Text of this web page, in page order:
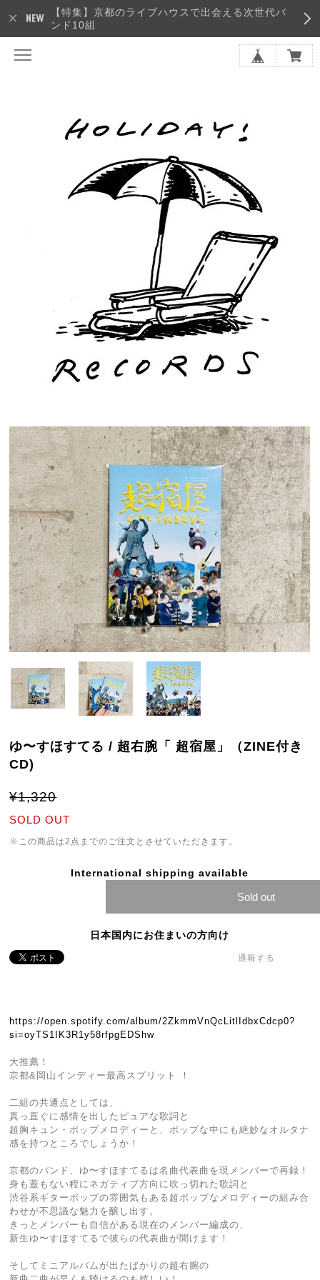
【特集】京都のライブハウスで出会える次世代バ
ンド10組
ゆ〜すほすてる / 超右腕「 超宿屋」（ZINE付き
CD)
¥1,320
SOLD OUT
※この商品は2点までのご注文とさせていただきます。
International shipping available
Sold out
日本国内にお住まいの方向け
通報する
https://open.spotify.com/album/2ZkmmVnQcLitlIdbxCdcp0?
si=oyTS1IK3R1y58rfpgEDShw
大推薦！
京都&岡山インディー最高スプリット ！
二組の共通点としては、
真っ直ぐに感情を出したピュアな歌詞と
超胸キュン・ポップメロディーと、ポップな中にも絶妙なオルタナ
感を持つところでしょうか！
京都のバンド、ゆ〜すほすてるは名曲代表曲を現メンバーで再録！
身も蓋もない程にネガティブ方向に吹っ切れた歌詞と
渋谷系ギターポップの雰囲気もある超ポップなメロディーの組み合
わせが不思議な魅力を醸し出す。
きっとメンバーも自信がある現在のメンバー編成の、
新生ゆ〜すほすてるで彼らの代表曲が聞けます！
そしてミニアルバムが出たばかりの超右腕の